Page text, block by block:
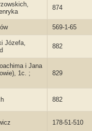
874
569-1-65
Józefa,
882
i Jana
1c. ;
829
882
178-51-510